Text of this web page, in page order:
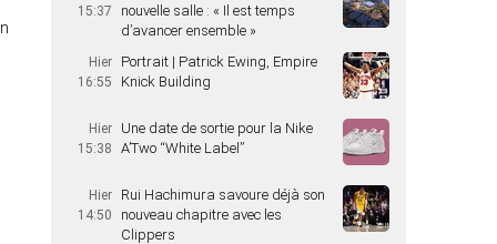
15:37
nouvelle salle : « Il est temps
d’avancer ensemble »
Hier
16:55
Portrait | Patrick Ewing, Empire
Knick Building
Hier
15:38
Une date de sortie pour la Nike
A’Two “White Label”
Hier
14:50
Rui Hachimura savoure déjà son
nouveau chapitre avec les
Clippers